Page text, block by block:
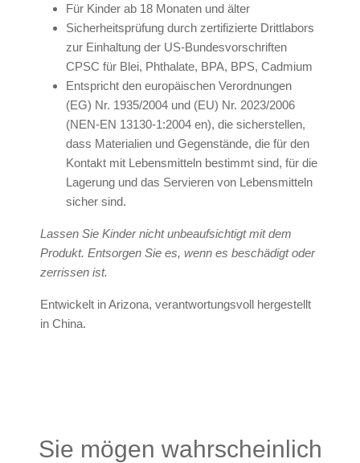
Für Kinder ab 18 Monaten und älter
Sicherheitsprüfung durch zertifizierte Drittlabors
zur Einhaltung der US-Bundesvorschriften
CPSC für Blei, Phthalate, BPA, BPS, Cadmium
Entspricht den europäischen Verordnungen
(EG) Nr. 1935/2004 und (EU) Nr. 2023/2006
(NEN-EN 13130-1:2004 en), die sicherstellen,
dass Materialien und Gegenstände, die für den
Kontakt mit Lebensmitteln bestimmt sind, für die
Lagerung und das Servieren von Lebensmitteln
sicher sind.
Lassen Sie Kinder nicht unbeaufsichtigt mit dem
Produkt. Entsorgen Sie es, wenn es beschädigt oder
zerrissen ist.
Entwickelt in Arizona, verantwortungsvoll hergestellt
in China.
Sie mögen wahrscheinlich